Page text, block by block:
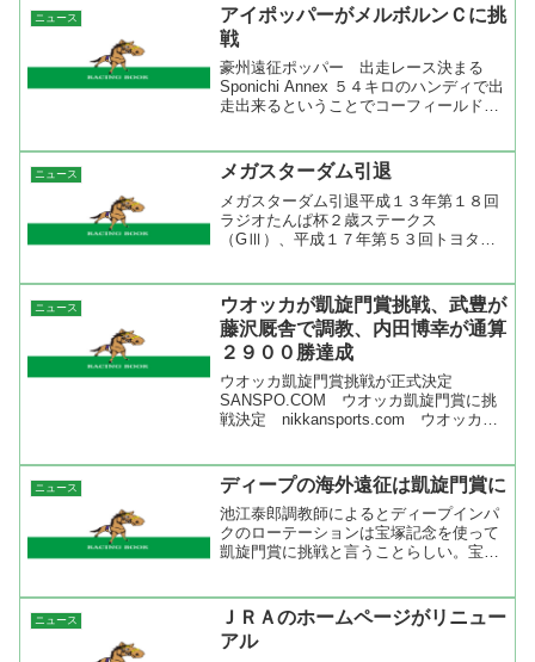
カメハメハ）を１億５０００万で、マイ
ケイティーズの2...
ニュース
アイポッパーがメルボルンＣに挑
戦
豪州遠征ポッパー 出走レース決まる
Sponichi Annex ５４キロのハンディで出
走出来るということでコーフィールドＣ
たね。長距離戦を求めてオーストラリア
まで行く...
ニュース メガスターダム引退
メガスターダム引退平成１３年第１８回
ラジオたんぱ杯２歳ステークス
（GⅢ）、平成１７年第５３回トヨタ賞
は、平成１７年４月９日付で競走馬登録
を抹消することになった。今後は、本...
ニュース
ウオッカが凱旋門賞挑戦、武豊が
藤沢厩舎で調教、内田博幸が通算
２９００勝達成
ウオッカ凱旋門賞挑戦が正式決定
SANSPO.COM ウオッカ凱旋門賞に挑
戦決定 nikkansports.com ウオッカの
はなくステップレースを使っての凱旋門
賞挑戦...
ニュース ディープの海外遠征は凱旋門賞に
池江泰郎調教師によるとディープインパ
クのローテーションは宝塚記念を使って
凱旋門賞に挑戦と言うことらしい。宝塚
たせてあげたいような気もする
が・・・。ラジオNIKKEI 競...
ニュース
ＪＲＡのホームページがリニュー
アル